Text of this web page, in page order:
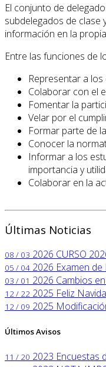
El conjunto de
subdelegados de clase
información en la
Entre las funciones de
Representar a
Colaborar con el
Fomentar la
Velar por el
Formar parte de
Conocer la
Informar a los
importancia y
Colaborar en la
Últimas Noticias
08 / 03 2026 CURSO
05 / 04 2026 Examen
03 / 01 2026 Cambios
12 / 22 2025 Feliz
12 / 09 2025
Últimos Avisos
11 / 20 2023 Encuestas